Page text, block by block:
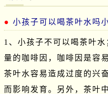
小孩子可以喝茶叶水吗
1、小孩子不可以喝茶叶
量的咖啡因，咖啡因是容
茶叶水容易造成过度的兴
而影响发育。另外，茶